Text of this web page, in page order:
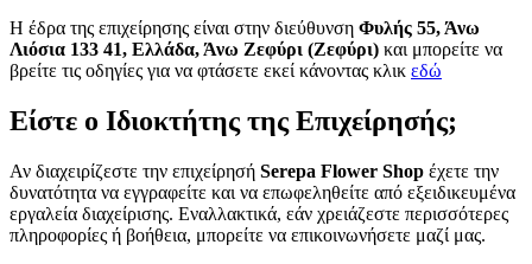
H έδρα της επιχείρησης είναι στην διεύθυνση Φυλής 55, Άνω
Λιόσια 133 41, Ελλάδα, Άνω Ζεφύρι (Ζεφύρι) και μπορείτε να
βρείτε τις οδηγίες για να φτάσετε εκεί κάνοντας κλικ εδώ
Είστε ο Ιδιοκτήτης της Επιχείρησής;
Αν διαχειρίζεστε την επιχείρησή Serepa Flower Shop έχετε την
δυνατότητα να εγγραφείτε και να επωφεληθείτε από εξειδικευμένα
εργαλεία διαχείρισης. Εναλλακτικά, εάν χρειάζεστε περισσότερες
πληροφορίες ή βοήθεια, μπορείτε να επικοινωνήσετε μαζί μας.